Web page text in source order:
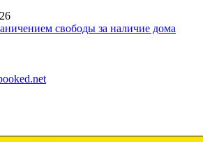
свободы за наличие дома